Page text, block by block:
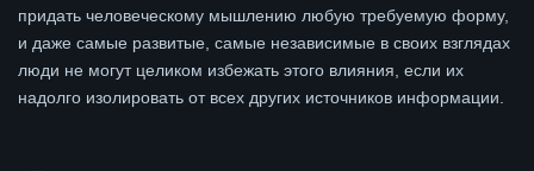
придать человеческому мышлению любую требуемую форму,
и даже самые развитые, самые независимые в своих взглядах
люди не могут целиком избежать этого влияния, если их
надолго изолировать от всех других источников информации.